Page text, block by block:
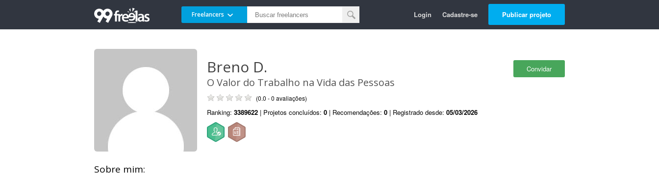
Freelancers Login Cadastre-se Publicar projeto
Convidar
Breno D.
O Valor do Trabalho na Vida das Pessoas
(0.0 - 0 avaliações)
Ranking: 3389622 | Projetos concluídos: 0 | Recomendações: 0 | Registrado desde: 05/03/2026
Sobre mim: